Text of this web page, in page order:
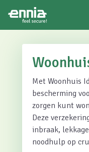
Met Woonhuis
bescherming
zorgen kunt
Deze
inbraak,
noodhulp op